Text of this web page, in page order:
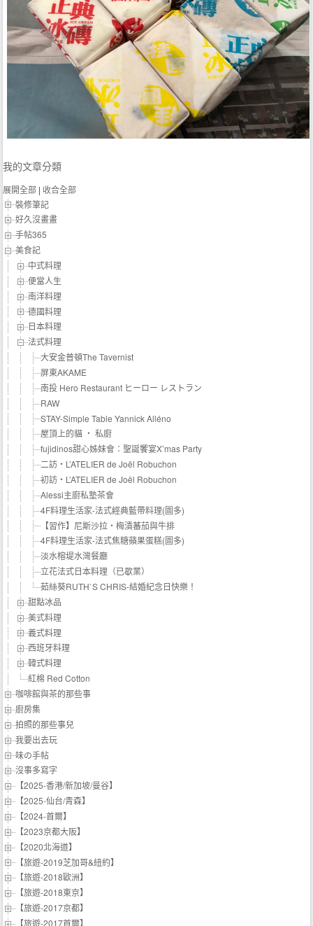
我的文章分類
展開全部 | 收合全部
裝修筆記
好久沒畫畫
手帖365
美食記
中式料理
便當人生
南洋料理
德國料理
日本料理
法式料理
大安金普頓The Tavernist
屏東AKAME
南投 Hero Restaurant ヒーロー レストラン
RAW
STAY-Simple Table Yannick Alléno
屋頂上的貓 ‧ 私廚
fujidinos甜心姊妹會：聖誕饗宴X’mas Party
二訪‧L’ATELIER de Joël Robuchon
初訪‧L’ATELIER de Joël Robuchon
Alessi主廚私塾茶會
4F料理生活家-法式經典藍帶料理(圖多)
【習作】尼斯沙拉‧梅漬蕃茄與牛排
4F料理生活家-法式焦糖蘋果蛋糕(圖多)
淡水榕堤水灣餐廳
立花法式日本料理（已歇業）
茹絲葵RUTH`S CHRIS-結婚紀念日快樂！
甜點冰品
美式料理
義式料理
西班牙料理
韓式料理
紅棉 Red Cotton
咖啡館與茶的那些事
廚房集
拍照的那些事兒
我要出去玩
味の手帖‬
沒事多寫字
【2025-香港/新加坡/曼谷】
【2025-仙台/青森】
【2024-首爾】
【2023京都大阪】
【2020北海道】
【旅遊-2019芝加哥&紐約】
【旅遊-2018歐洲】
【旅遊-2018東京】
【旅遊-2017京都】
【旅遊-2017首爾】